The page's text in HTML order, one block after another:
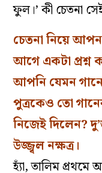
ফুল।’ কী চেতনা
চেতনা নিয়ে
আগে একটা প্রশ্ন
আপনি যেমন
পুত্রকেও তো
নিজেই দিলেন?
উজ্জ্বল নক্ষত্র।
হ্যাঁ, তালিম